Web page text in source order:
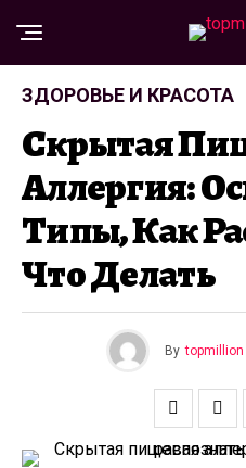
ЗДОРОВЬЕ И КРАСОТА
Скрытая
Аллергия:
Типы, Как
Что Делать
By topmillion